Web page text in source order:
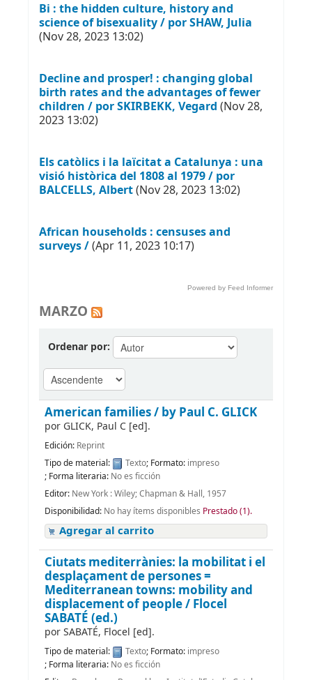
Bi : the hidden culture, history and
science of bisexuality / por SHAW, Julia
(Nov 28, 2023 13:02)
Decline and prosper! : changing global
birth rates and the advantages of fewer
children / por SKIRBEKK, Vegard (Nov 28,
2023 13:02)
Els catòlics i la laïcitat a Catalunya : una
visió històrica del 1808 al 1979 / por
BALCELLS, Albert(Nov 28, 2023 13:02)
African households : censuses and
surveys /(Apr 11, 2023 10:17)
Powered by Feed Informer
MARZO
Ordenar por:
American families / by Paul C. GLICK
por GLICK, Paul C [ed].
Edición: Reprint
Tipo de material:
Texto; Formato: impreso
; Forma literaria: No es ficción
Editor: New York : Wiley; Chapman & Hall, 1957
Disponibilidad: No hay ítems disponibles Prestado (1).
Agregar al carrito
Ciutats mediterrànies: la mobilitat i el
desplaçament de persones =
Mediterranean towns: mobility and
displacement of people / Flocel
SABATÉ (ed.)
porSABATÉ, Flocel [ed].
Tipo de material: Texto; Formato: impreso
; Forma literaria: No es ficción